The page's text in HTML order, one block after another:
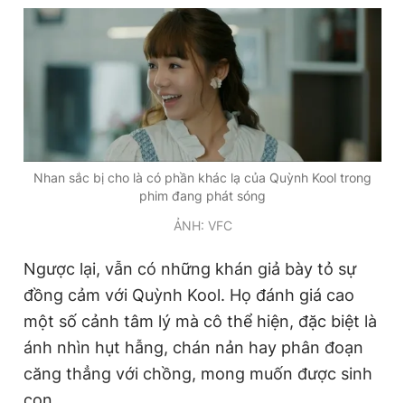
Nhan sắc bị cho là có phần khác lạ của Quỳnh Kool trong
phim đang phát sóng
ẢNH: VFC
Ngược lại, vẫn có những khán giả bày tỏ sự
đồng cảm với Quỳnh Kool. Họ đánh giá cao
một số cảnh tâm lý mà cô thể hiện, đặc biệt là
ánh nhìn hụt hẫng, chán nản hay phân đoạn
căng thẳng với chồng, mong muốn được sinh